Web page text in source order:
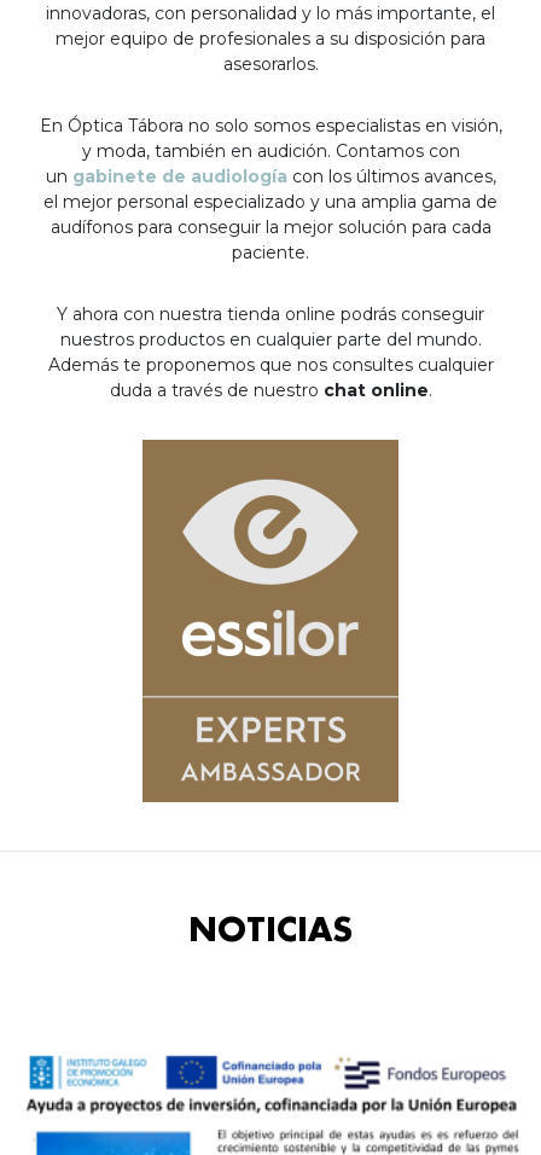
innovadoras, con personalidad y lo más importante, el
mejor equipo de profesionales a su disposición para
asesorarlos.
En Óptica Tábora no solo somos especialistas en visión,
y moda, también en audición. Contamos con
un gabinete de audiología con los últimos avances,
el mejor personal especializado y una amplia gama de
audífonos para conseguir la mejor solución para cada
paciente.
Y ahora con nuestra tienda online podrás conseguir
nuestros productos en cualquier parte del mundo.
Además te proponemos que nos consultes cualquier
duda a través de nuestro chat online.
NOTICIAS